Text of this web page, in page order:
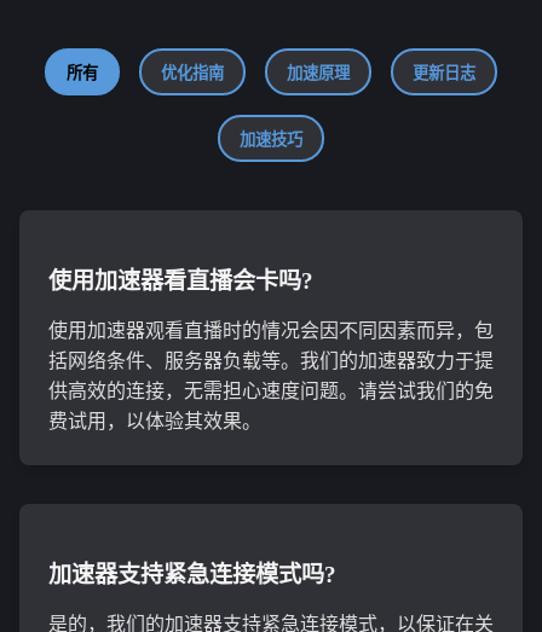
所有 优化指南 加速原理 更新日志
加速技巧
使用加速器看直播会卡吗?
使用加速器观看直播时的情况会因不同因素而异，包
括网络条件、服务器负载等。我们的加速器致力于提
供高效的连接，无需担心速度问题。请尝试我们的免
费试用，以体验其效果。
加速器支持紧急连接模式吗?
是的，我们的加速器支持紧急连接模式，以保证在关